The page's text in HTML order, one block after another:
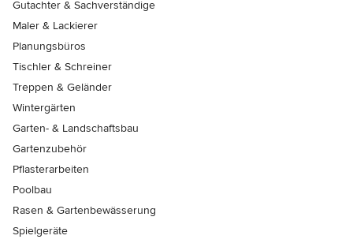
Gutachter & Sachverständige
Maler & Lackierer
Planungsbüros
Tischler & Schreiner
Treppen & Geländer
Wintergärten
Garten- & Landschaftsbau
Gartenzubehör
Pflasterarbeiten
Poolbau
Rasen & Gartenbewässerung
Spielgeräte